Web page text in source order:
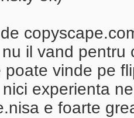
il vand
poate vinde pe
experienta
e foarte